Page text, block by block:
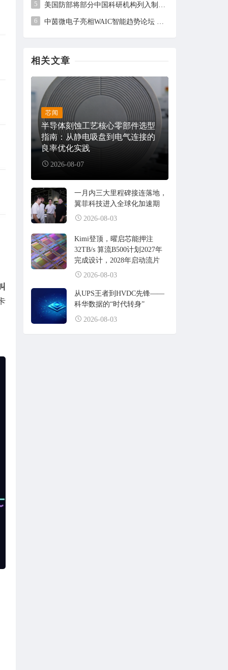
5 美国防部将部分中国科研机构列入制裁清单，中方回应
6 中茵微电子亮相WAIC智能趋势论坛 AI ASIC芯片定制平台赋能工业AI落地
相关文章
芯闻
半导体刻蚀工艺核心零部件选型
指南：从静电吸盘到电气连接的
良率优化实践
2026-08-07
一月内三大里程碑接连落地，
翼菲科技进入全球化加速期
2026-08-03
Kimi登顶，曜启芯能押注
32TB/s 算流B500计划2027年
完成设计，2028年启动流片
2026-08-03
从UPS王者到HVDC先锋——
科华数据的“时代转身”
2026-08-03